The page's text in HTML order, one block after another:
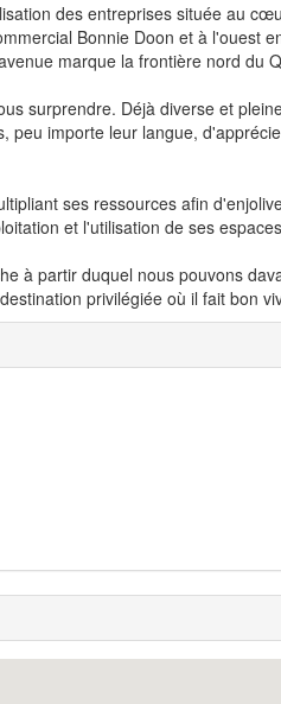
des entreprises située au
Bonnie Doon et à l'ouest
marque la frontière nord du
surprendre. Déjà diverse et
peu importe leur langue,
ses ressources afin
et l'utilisation de ses
à partir duquel nous pouvons
privilégiée où il fait bon